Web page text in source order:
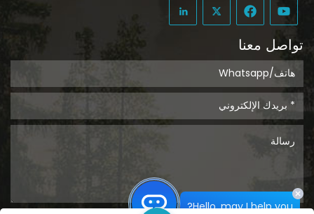
فحسب، بل تعززها أيضاً. دقة التوثيق السريريمما يؤثر بشكل
مباشر على الفواتير، وتقارير الجودة، ونتائج المرضى. مصمم
للحياة - وللامتثالتُعدّ أكياس عدّ الإسفنج التي تُستخدم لمرة
واحدة أكثر من مجرد أداة عملية، فهي استراتيجية للحدّ من
المخاطر. فمن خلال تقليل التلامس المباشر مع الإسفنج
الملوث، فإنها:تقليل التعرض لمسببات الأمراض المنقولة
بالدم، والقضاء على مخاطر التلوث المتبادل المرتبطة
بأسطح العمل المصنوعة من الأقمشة القابلة لإعادة
الخاضعة للرقابة - لا غسيل، ولا تتبع. بالنسبة لأخصائيي
هذا يعني انخفاض التعقيد التشغيلي, تقليل متاعب الامتثال، و
راحة بال أكبر. هل أنت مستعد لتحديث بروتوكول غرفة
العمليات الخاصة بك؟ مع يو كلين?أتقنت شركة UCLEAN
تواصل معنا
Hello, may I help you?